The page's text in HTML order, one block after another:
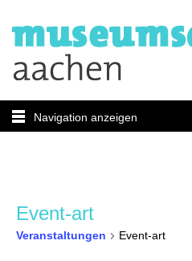
Navigation anzeigen
Event-art
Veranstaltungen Event-art